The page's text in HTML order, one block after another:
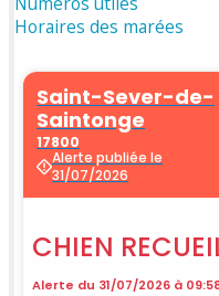
Horaires des marées